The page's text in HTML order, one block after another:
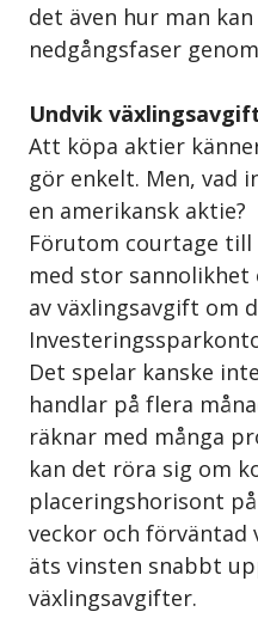
det även hur man
nedgångsfaser
Undvik
Att köpa aktier
gör enkelt. Men, vad
en amerikansk aktie?
Förutom courtage
med stor sannolikhet
av växlingsavgift om
Det spelar kanske
handlar på flera
räknar med många
kan det röra sig om
placeringshorisont
veckor och förväntad
äts vinsten snabbt
växlingsavgifter.